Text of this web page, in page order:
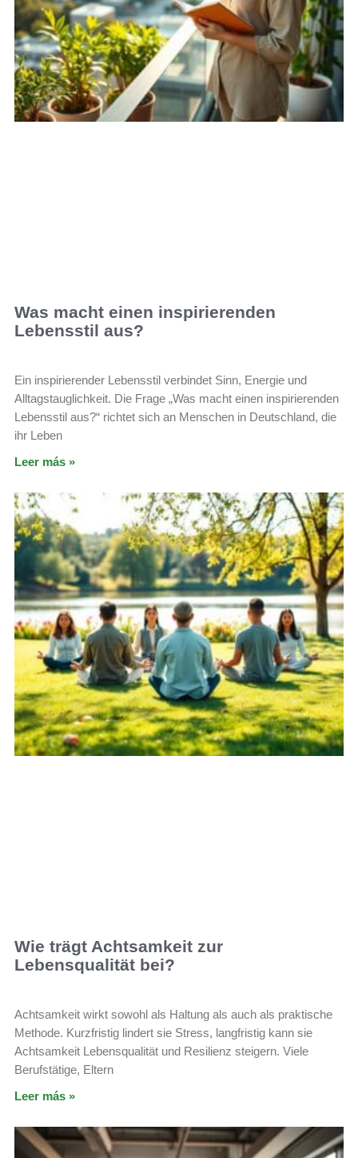
Was macht einen inspirierenden
Lebensstil aus?
Ein inspirierender Lebensstil verbindet Sinn, Energie und
Alltagstauglichkeit. Die Frage „Was macht einen inspirierenden
Lebensstil aus?“ richtet sich an Menschen in Deutschland, die
ihr Leben
Leer más »
Wie trägt Achtsamkeit zur
Lebensqualität bei?
Achtsamkeit wirkt sowohl als Haltung als auch als praktische
Methode. Kurzfristig lindert sie Stress, langfristig kann sie
Achtsamkeit Lebensqualität und Resilienz steigern. Viele
Berufstätige, Eltern
Leer más »